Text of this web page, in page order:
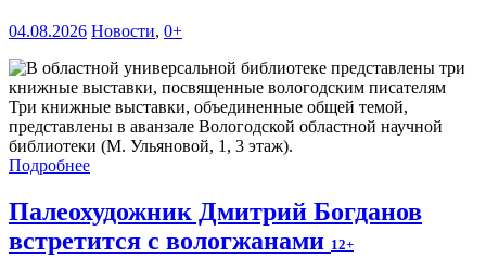
04.08.2026 Новости, 0+
Три книжные выставки, объединенные общей темой,
представлены в аванзале Вологодской областной научной
библиотеки (М. Ульяновой, 1, 3 этаж).
Подробнее
Палеохудожник Дмитрий Богданов
встретится с вологжанами 12+